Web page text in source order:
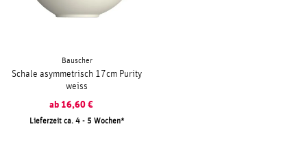
Bauscher
Schale asymmetrisch 17cm Purity
weiss
ab 16,60 €
Lieferzeit ca. 4 - 5 Wochen